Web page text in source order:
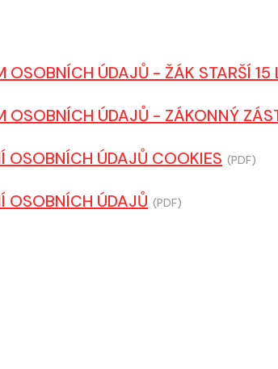
OSOBNÍCH ÚDAJŮ - ŽÁK STARŠÍ 15
OSOBNÍCH ÚDAJŮ - ZÁKONNÝ
OSOBNÍCH ÚDAJŮ COOKIES (PDF)
OSOBNÍCH ÚDAJŮ (PDF)